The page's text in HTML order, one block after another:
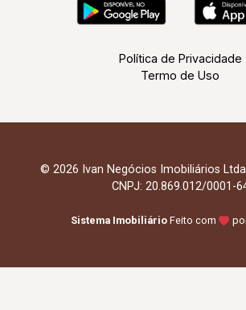
Política de Privacidade
Termo de Uso
© 2026 Ivan Negócios Imobiliários Ltda
CNPJ: 20.869.012/0001-
Sistema Imobiliário Feito com